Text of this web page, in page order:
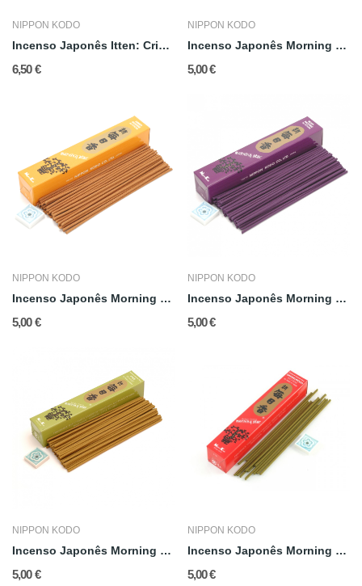
NIPPON KODO
Incenso Japonês Itten: Crisântemo
6,50 €
NIPPON KODO
Incenso Japonês Morning Star: Patchouli
5,00 €
NIPPON KODO
Incenso Japonês Morning Star: Âmbar
5,00 €
NIPPON KODO
Incenso Japonês Morning Star: Musk
5,00 €
NIPPON KODO
Incenso Japonês Morning Star: Pinho
5,00 €
NIPPON KODO
Incenso Japonês Morning Star: Sândalo
5,00 €